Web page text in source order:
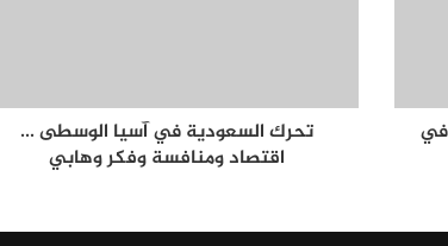
في
تحرك السعودية في آسيا الوسطى ...
اقتصاد ومنافسة وفكر وهابي